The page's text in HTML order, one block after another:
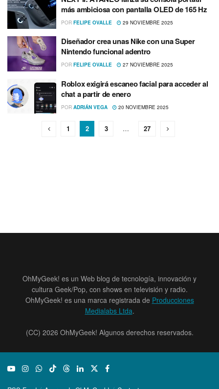
más ambiciosa con pantalla OLED de 165 Hz
POR FELIPE OVALLE 29 NOVIEMBRE 2025
Diseñador crea unas Nike con una Super
Nintendo funcional adentro
POR FELIPE OVALLE 27 NOVIEMBRE 2025
Roblox exigirá escaneo facial para acceder al
chat a partir de enero
POR ADRIÁN VEGA 20 NOVIEMBRE 2025
1 2 3 … 27
OhMyGeek! es un Web blog de tecnología, innovación y
cultura Geek/Pop, con shows en televisión y radio.
OhMyGeek! es una marca registrada de Producciones
Medialabs Ltda.
(CC) 2026 OhMyGeek! Algunos derechos reservados.